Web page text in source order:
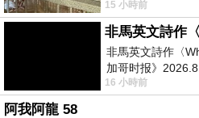
顧都會去看一下。
15 小時前
非馬英文詩作
非馬英文詩作〈
加哥时报》
16 小時前
阿我阿龍 58